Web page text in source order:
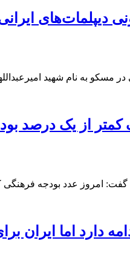
دیپلمات‌های
مسکو به نام شهید
کمتر از یک درصد
گفت: امروز عدد بودجه
دارد اما ایران